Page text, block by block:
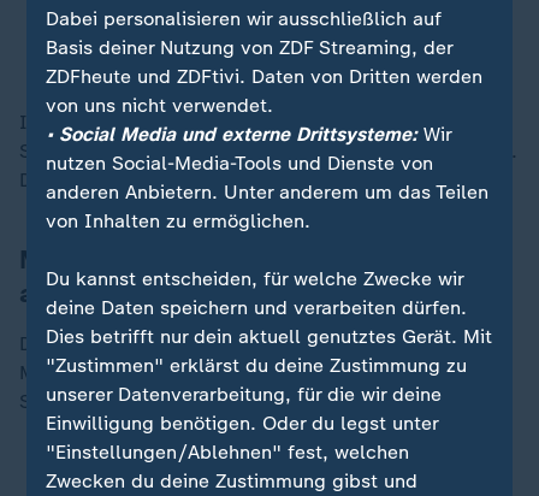
Marleen Quurk, Studentin
In der vorigen Woche habe eine ältere Dame die
Straße überquert, ohne auf die Straßenbahn zu achten.
Die Folge: eine Vollbremsung.
Mannheim setzt seit den 1990er Jahren
auf Studierende
Die Rhein-Neckar-Verkehrsgesellschaft (rnv) in
Mannheim setzt bereits seit den 1990er Jahren auf
Studierende als Aushilfsfahrer.
Personalnot: Tausende Busfahrer bald in Rente
Dabei personalisieren wir ausschließlich auf
Basis deiner Nutzung von ZDF Streaming, der
ZDFheute und ZDFtivi. Daten von Dritten werden
von uns nicht verwendet.
• Social Media und externe Drittsysteme:Wir
nutzen Social-Media-Tools und Dienste von
anderen Anbietern. Unter anderem um das Teilen
von Inhalten zu ermöglichen.
Du kannst entscheiden, für welche Zwecke wir
deine Daten speichern und verarbeiten dürfen.
Dies betrifft nur dein aktuell genutztes Gerät. Mit
"Zustimmen" erklärst du deine Zustimmung zu
unserer Datenverarbeitung, für die wir deine
Einwilligung benötigen. Oder du legst unter
"Einstellungen/Ablehnen" fest, welchen
Zwecken du deine Zustimmung gibst und